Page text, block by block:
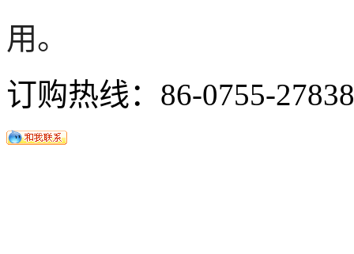
用。
订购热线： 86-0755-